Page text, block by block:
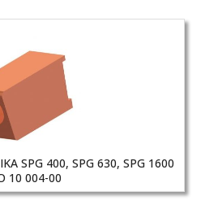
SPG 400, SPG 630, SPG 1600
10 004-00